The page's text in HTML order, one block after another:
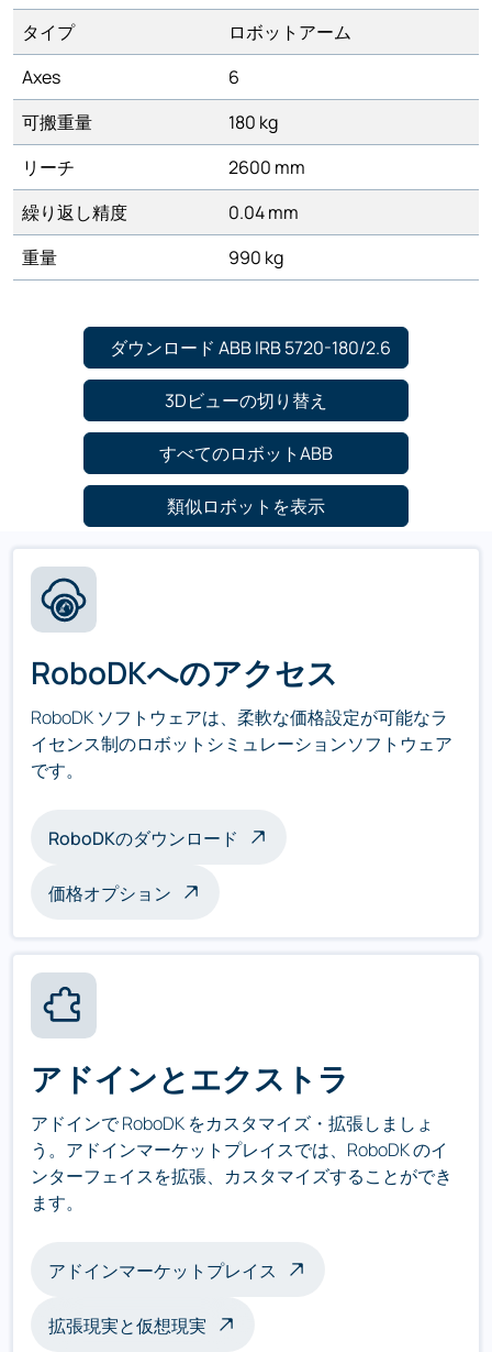
タイプ
ロボットアーム
Axes
6
可搬重量
180 kg
リーチ
2600 mm
繰り返し精度
0.04 mm
重量
990 kg
ダウンロード ABB IRB 5720-180/2.6
3Dビューの切り替え
すべてのロボットABB
類似ロボットを表示
RoboDKへのアクセス
RoboDK ソフトウェアは、柔軟な価格設定が可能なラ
イセンス制のロボットシミュレーションソフトウェア
です。
RoboDKのダウンロード
価格オプション
アドインとエクストラ
アドインで RoboDK をカスタマイズ・拡張しましょ
う。アドインマーケットプレイスでは、RoboDK のイ
ンターフェイスを拡張、カスタマイズすることができ
ます。
アドインマーケットプレイス
拡張現実と仮想現実